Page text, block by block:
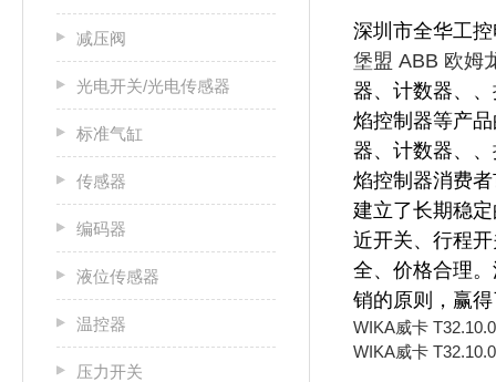
减压阀
光电开关/光电传感器
标准气缸
传感器
编码器
液位传感器
温控器
压力开关
深圳市全华工
堡盟 ABB 欧姆
器、计数器、
焰控制器等产
器、计数器、
焰控制器消费
建立了长期稳
近开关、行程
全、价格合理
销的原则，赢
WIKA威卡
WIKA威卡